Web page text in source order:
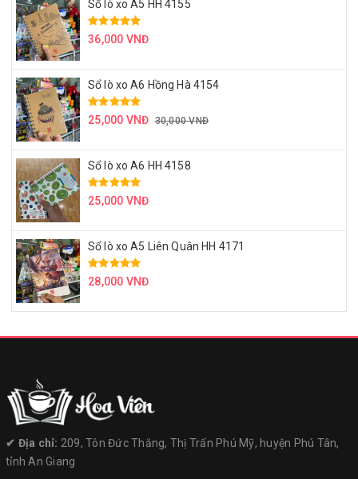
Sổ lò xo A5 HH 4155
36,000 VNĐ
Sổ lò xo A6 Hồng Hà 4154
25,000 VNĐ 30,000 VNĐ
Sổ lò xo A6 HH 4158
25,000 VNĐ
Sổ lò xo A5 Liên Quân HH 4171
28,000 VNĐ
✔︎ Địa chỉ: 209, Tôn Đức Thắng, Thị Trấn Phú Mỹ, huyện Phú Tân,
tỉnh An Giang